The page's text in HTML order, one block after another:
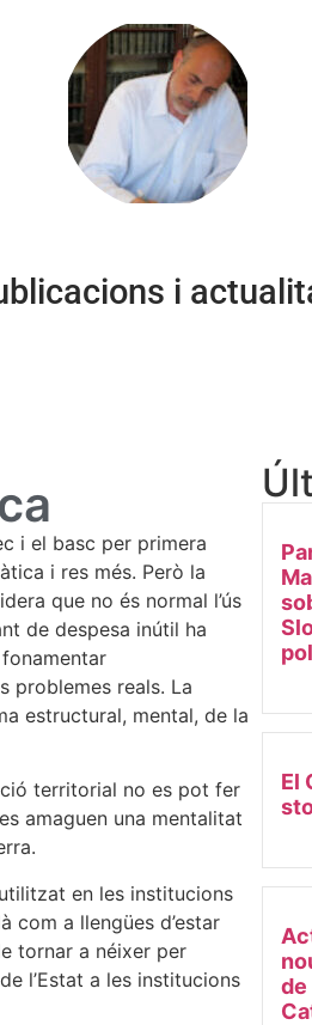
i
i el basc per primera
i res més. Però la
que no és normal l’ús
de despesa inútil ha
problemes reals. La
estructural, mental, de la
territorial no es pot fer
amaguen una mentalitat
en les institucions
com a llengües d’estar
tornar a néixer per
l’Estat a les institucions
El
de